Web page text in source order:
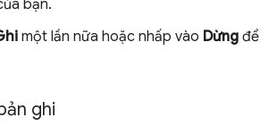
bạn.
một lần nữa hoặc nhấp vào Dừng để
ghi